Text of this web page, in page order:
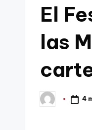
Cartagena,
El
las
Publicado
por
4